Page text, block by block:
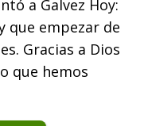
a Galvez Hoy:
que empezar de
Gracias a Dios
que hemos